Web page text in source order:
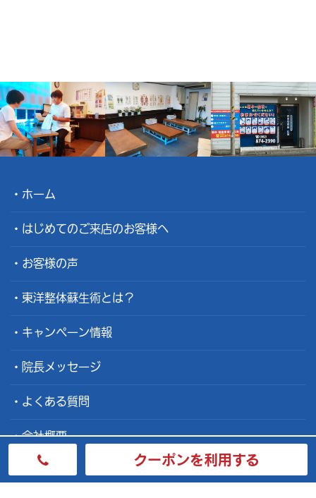
クーポンを利用する
ホーム
はじめてのご来店のお客様へ
お客様の声
東洋整体蘇生術とは？
キャンペーン情報
院長メッセージ
よくある質問
会社概要
整体士募集